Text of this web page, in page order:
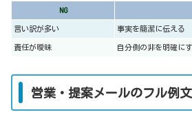
NG
言い訳が多い 事実を簡潔に伝える
責任が曖昧 自分側の非を明確に
営業・提案メールのフル例文